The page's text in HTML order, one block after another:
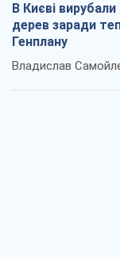
В Києві
дерев заради
Генплану
Владислав